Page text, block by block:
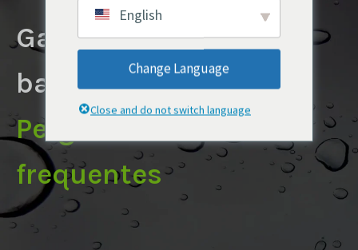
Garrafa de água de
bambu
Perguntas mais
frequentes
English
Change Language
Close and do not switch language